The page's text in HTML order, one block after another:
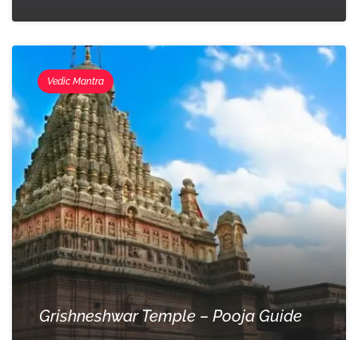
Vedic Mantra
Grishneshwar Temple – Pooja Guide